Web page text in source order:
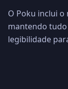
O Poku inclui
mantendo
legibilidade